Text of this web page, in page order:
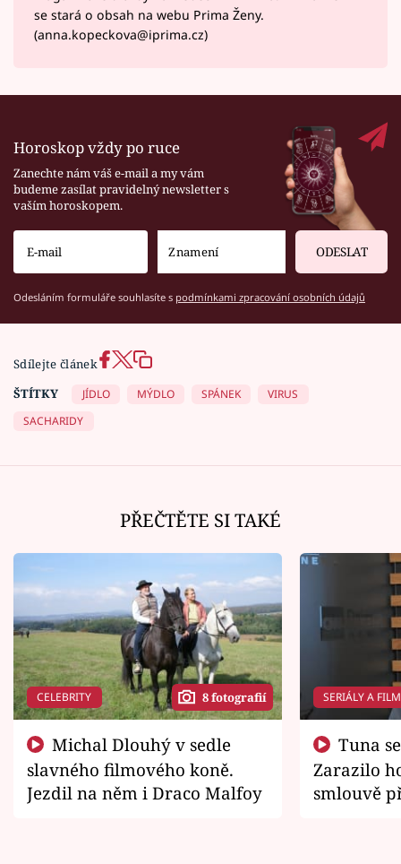
se stará o obsah na webu Prima Ženy.
(anna.kopeckova@iprima.cz)
Horoskop vždy po ruce
Zanechte nám váš e-mail a my vám
budeme zasílat pravidelný newsletter s
vaším horoskopem.
ODESLAT
Odesláním formuláře souhlasíte s podmínkami zpracování osobních údajů
Sdílejte článek
ŠTÍTKY
JÍDLO MÝDLO SPÁNEK
VIRUS
SACHARIDY
PŘEČTĚTE SI TAKÉ
CELEBRITY 8 fotografií
slavného filmového koně.
Jezdil na něm i Draco Malfoy
SERIÁLY A
Zarazilo
smlouvě